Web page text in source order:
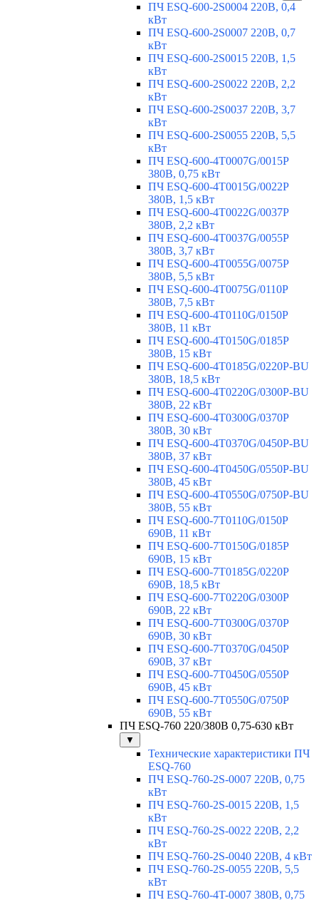
ПЧ ESQ-600-2S0004 220В, 0,4
кВт
ПЧ ESQ-600-2S0007 220В, 0,7
кВт
ПЧ ESQ-600-2S0015 220В, 1,5
кВт
ПЧ ESQ-600-2S0022 220В, 2,2
кВт
ПЧ ESQ-600-2S0037 220В, 3,7
кВт
ПЧ ESQ-600-2S0055 220В, 5,5
кВт
ПЧ ESQ-600-4T0007G/0015P
380В, 0,75 кВт
ПЧ ESQ-600-4T0015G/0022P
380В, 1,5 кВт
ПЧ ESQ-600-4T0022G/0037P
380В, 2,2 кВт
ПЧ ESQ-600-4T0037G/0055P
380В, 3,7 кВт
ПЧ ESQ-600-4T0055G/0075P
380В, 5,5 кВт
ПЧ ESQ-600-4T0075G/0110P
380В, 7,5 кВт
ПЧ ESQ-600-4T0110G/0150P
380В, 11 кВт
ПЧ ESQ-600-4T0150G/0185P
380В, 15 кВт
ПЧ ESQ-600-4T0185G/0220P-BU
380В, 18,5 кВт
ПЧ ESQ-600-4T0220G/0300P-BU
380В, 22 кВт
ПЧ ESQ-600-4T0300G/0370P
380В, 30 кВт
ПЧ ESQ-600-4T0370G/0450P-BU
380В, 37 кВт
ПЧ ESQ-600-4T0450G/0550P-BU
380В, 45 кВт
ПЧ ESQ-600-4T0550G/0750P-BU
380В, 55 кВт
ПЧ ESQ-600-7T0110G/0150P
690В, 11 кВт
ПЧ ESQ-600-7T0150G/0185P
690В, 15 кВт
ПЧ ESQ-600-7T0185G/0220P
690В, 18,5 кВт
ПЧ ESQ-600-7T0220G/0300P
690В, 22 кВт
ПЧ ESQ-600-7T0300G/0370P
690В, 30 кВт
ПЧ ESQ-600-7T0370G/0450P
690В, 37 кВт
ПЧ ESQ-600-7T0450G/0550P
690В, 45 кВт
ПЧ ESQ-600-7T0550G/0750P
690В, 55 кВт
ПЧ ESQ-760 220/380В 0,75-630 кВт
▼
Технические характеристики ПЧ
ESQ-760
ПЧ ESQ-760-2S-0007 220В, 0,75
кВт
ПЧ ESQ-760-2S-0015 220В, 1,5
кВт
ПЧ ESQ-760-2S-0022 220В, 2,2
кВт
ПЧ ESQ-760-2S-0040 220В, 4 кВт
ПЧ ESQ-760-2S-0055 220В, 5,5
кВт
ПЧ ESQ-760-4T-0007 380В, 0,75